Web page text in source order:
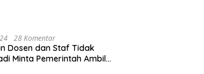
28 Komentar
Dosen dan Staf Tidak
Minta Pemerintah Ambil